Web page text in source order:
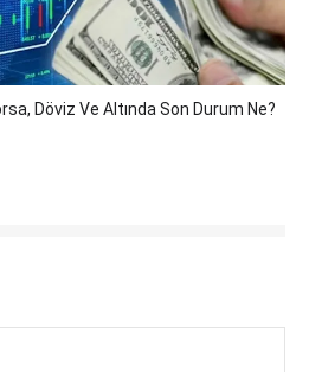
Döviz Ve Altında Son Durum Ne?